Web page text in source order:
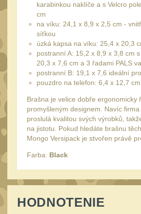
Boční montáže
Montáže pro optiku
1" Picatinny45
1" Dovetail 13
30mm Picatinny 47
30mm Dovetail 14
34mm 31
Montáže pre kolimátory
Ostatní 13
Montáže na hlaveň
Předpažbí
karabinkou naklíče a s Velcro
cm
na víku: 24,1 x 8,9 x 2,5 cm -
síťkou
úzká kapsa na víku: 25,4 x 20,3
postranní A: 15,2 x 8,9 x 3,8 cm
20,3 x 7,6 cm a 3 řadami PALS
postranní B: 19,1 x 7,6 ideální
pouzdro na telefon: 6,4 x 12,7 cm
Brašna je velice dobře ergonomicky
promyšleným designem. Navíc
proslulá kvalitou svých výrobků,
na jistotu. Pokud hledáte brašnu
Mongo Versipack je stvořen právě
Farba: Black
HODNOTENIE